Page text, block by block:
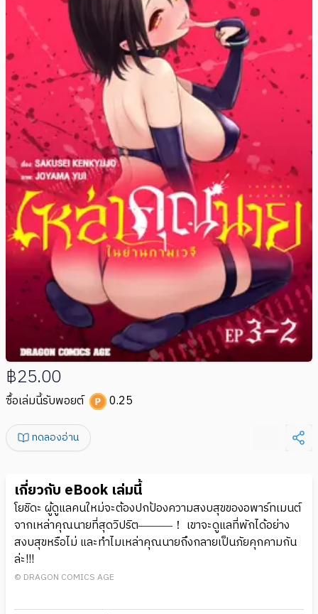
฿25.00
ซื้อเล่มนี้รับพอยต์ 0.25
ทดลองอ่าน
เกี่ยวกับ eBook เล่มนี้
โยชิดะ ผู้ดูแลคนใหม่จะต้องปกป้องความสงบสุขของอพาร์ทเมนต์
จากเหล่าคุณนายที่สุดวิปริต―――！ เขาจะดูแลที่พักได้อย่าง
สงบสุขหรือไม่ และทำไมเหล่าคุณนายถึงกลายเป็นภัยคุกคามกัน
ล่ะ!!!
© DRAGON COMICS AGE